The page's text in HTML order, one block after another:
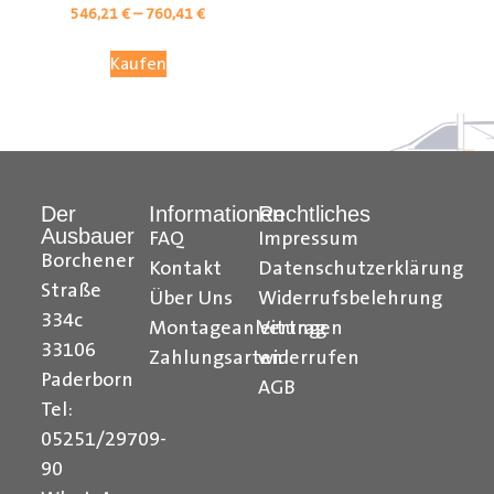
Citroen Berlingo Radkastenschutz, Citroen Jumpy
Radkastenschutz, Citroen Jumper Radkastenschutz,
Citroen Nemo Radkastenschutz, Dacia Dokker
Radkastenschutz, Fiat Doblo Cargo Radkastenschutz,
Fiat Scudo Radkastenschutz, Fiat Ducato
Radkastenschutz, Fiat Fiorino Radkastenschutz, Fiat
Talento Radkastenschutz, Ford Transit Courier
Radkastenschutz, Ford Connect Radkastenschutz, Ford
546,21€–760,41€
Kaufen
Der
Ausbauer
Borchener
Straße
334c
33106
Paderborn
Tel:
05251/29709-
90
Informationen
FAQ
Kontakt
Über Uns
Montageanleitungen
Zahlungsarten
Rechtliches
Impressum
Datenschutzerklärung
Widerrufsbelehrung
Vertrag
widerrufen
AGB